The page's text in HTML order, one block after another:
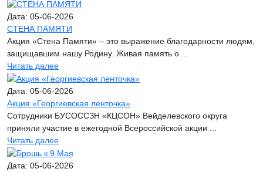
Дата: 05-06-2026
СТЕНА ПАМЯТИ
Акция «Стена Памяти» – это выражение благодарности людям,
защищавшим нашу Родину. Живая память о ...
Читать далее
Дата: 05-06-2026
Акция «Георгиевская ленточка»
Сотрудники БУСОССЗН «КЦСОН» Вейделевского округа
приняли участие в ежегодной Всероссийской акции ...
Читать далее
Дата: 05-06-2026